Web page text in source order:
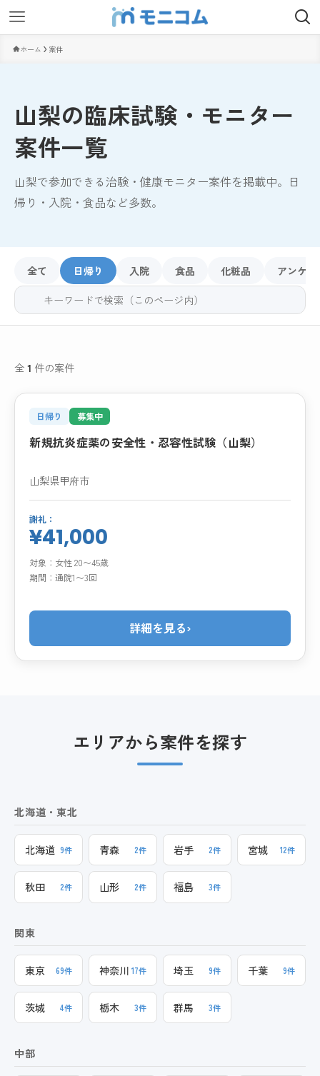
ホーム 案件
山梨の臨床試験・モニター
案件一覧
山梨で参加できる治験・健康モニター案件を掲載中。日
帰り・入院・食品など多数。
全て 日帰り 入院 食品 化粧品 アンケー
全1 件の案件
日帰り 募集中
新規抗炎症薬の安全性・忍容性試験（山梨）
山梨県甲府市
謝礼：
¥41,000
対象： 女性 20〜45歳
期間：通院1〜3回
詳細を見る›
エリアから案件を探す
北海道・東北
北海道 9件 青森 2件 岩手 2件 宮城 12件
秋田 2件 山形 2件 福島 3件
関東
東京 69件 神奈川 17件 埼玉 9件 千葉 9件
茨城 4件 栃木 3件 群馬 3件
中部